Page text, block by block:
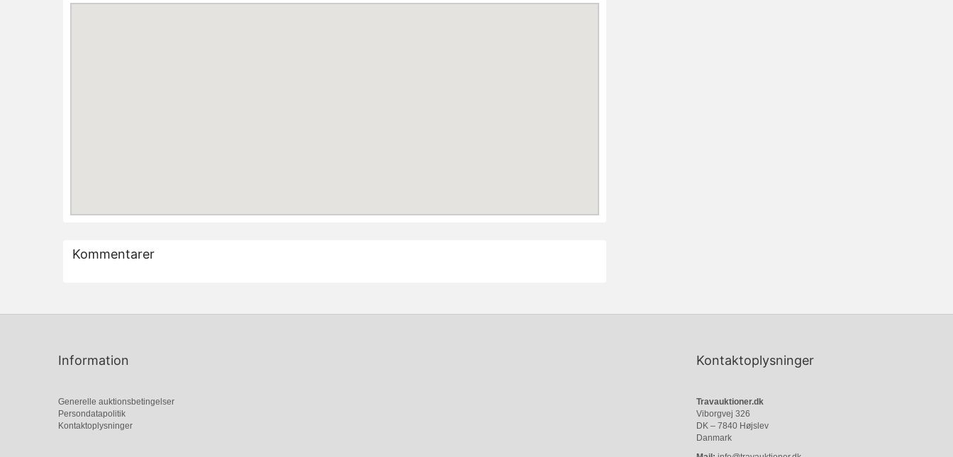
Kommentarer
Information
Generelle auktionsbetingelser
Persondatapolitik
Kontaktoplysninger
Kontaktoplysninger
Travauktioner.dk
Viborgvej 326
DK – 7840 Højslev
Danmark